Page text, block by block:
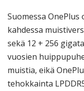
Suomessa
kahdessa
sekä 12 + 256
vuosien
muistia, eikä
tehokkainta